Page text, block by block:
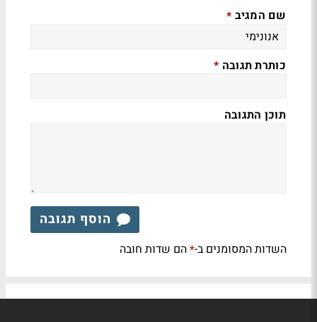
שם המגיב *
כותרת תגובה *
תוכן התגובה
הוסף תגובה
השדות המסומנים ב-*הם שדות חובה